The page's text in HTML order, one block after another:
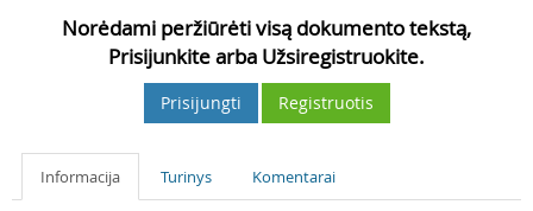
Norėdami peržiūrėti visą dokumento tekstą,
Prisijunkite arba Užsiregistruokite.
Prisijungti Registruotis
Informacija Turinys Komentarai